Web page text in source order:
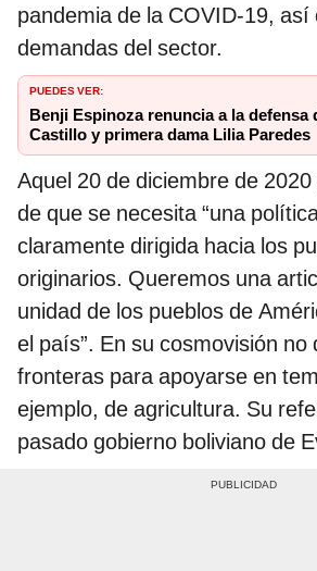
pandemia de la COVID-19, así
demandas del sector.
PUEDES VER:
Benji Espinoza renuncia a la defensa
Castillo y primera dama Lilia Paredes
Aquel 20 de diciembre de
de que se necesita “una
claramente dirigida hacia los
originarios. Queremos una
unidad de los pueblos de
el país”. En su cosmovisión
fronteras para apoyarse en
ejemplo, de agricultura. Su
pasado gobierno boliviano de